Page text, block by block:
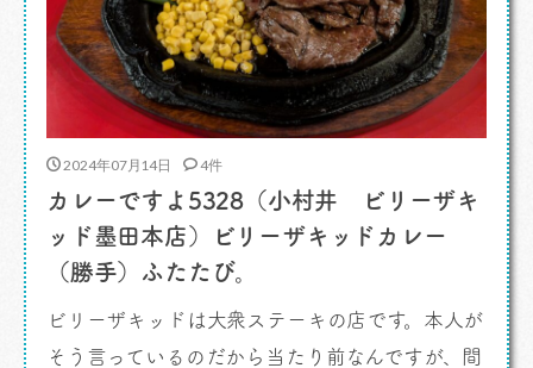
2024年07月14日 4件
カレーですよ5328（小村井 ビリーザキ
ッド墨田本店）ビリーザキッドカレー
（勝手）ふたたび。
ビリーザキッドは大衆ステーキの店です。本人が
そう言っているのだから当たり前なんですが、間